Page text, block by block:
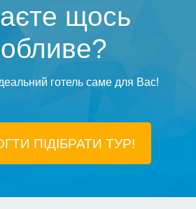
щось
готель саме для Вас!
ПІДIБРАТИ ТУР!